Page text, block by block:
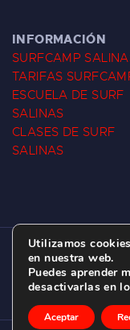
INFORMACIÓN
SURFCAMP
TARIFAS
ESCUELA DE SURF
SALINAS
CLASES DE SURF
SALINAS
ESCUELA
C/
Utilizamos
en nuestra web.
Puedes aprender
desactivarlas en
Aceptar